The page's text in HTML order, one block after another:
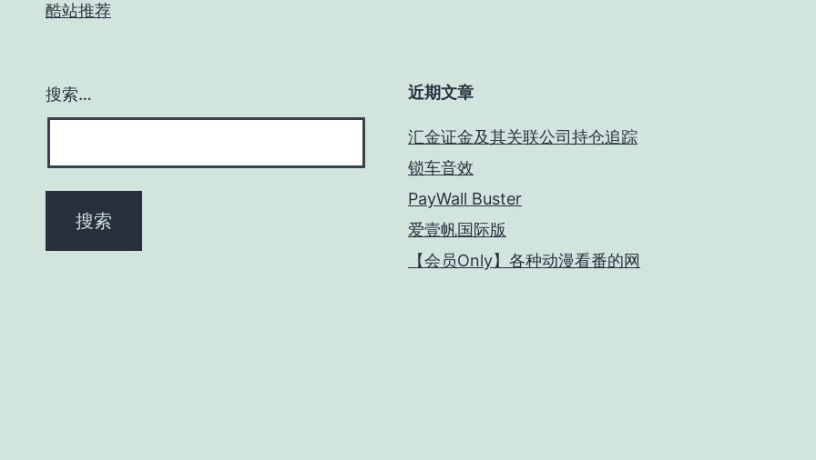
酷站推荐
搜索… 近期文章
汇金证金及其关联公司持仓追踪
锁车音效
PayWall Buster
爱壹帆国际版
【会员Only】各种动漫看番的网